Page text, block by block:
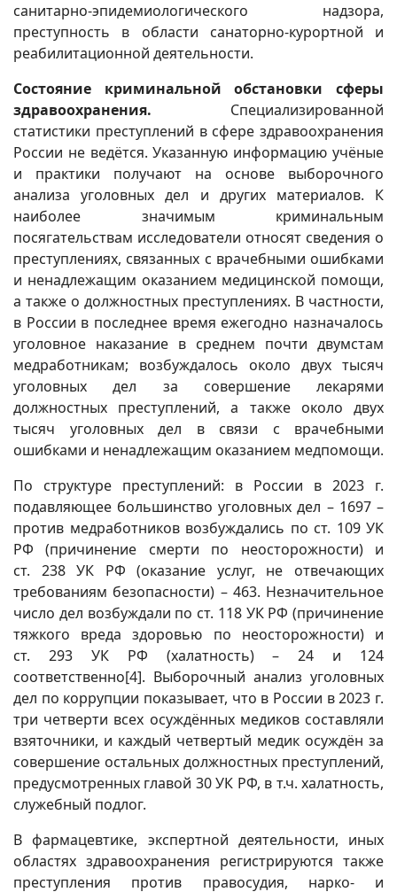
санитарно-эпидемиологического надзора,
преступность в области санаторно-курортной и
реабилитационной деятельности.
Состояние криминальной обстановки сферы
здравоохранения. Специализированной
статистики преступлений в сфере здравоохранения
России не ведётся. Указанную информацию учёные
и практики получают на основе выборочного
анализа уголовных дел и других материалов. К
наиболее значимым криминальным
посягательствам исследователи относят сведения о
преступлениях, связанных с врачебными ошибками
и ненадлежащим оказанием медицинской помощи,
а также о должностных преступлениях. В частности,
в России в последнее время ежегодно назначалось
уголовное наказание в среднем почти двумстам
медработникам; возбуждалось около двух тысяч
уголовных дел за совершение лекарями
должностных преступлений, а также около двух
тысяч уголовных дел в связи с врачебными
ошибками и ненадлежащим оказанием медпомощи.
По структуре преступлений: в России в 2023 г.
подавляющее большинство уголовных дел – 1697 –
против медработников возбуждались по ст. 109 УК
РФ (причинение смерти по неосторожности) и
ст. 238 УК РФ (оказание услуг, не отвечающих
требованиям безопасности) – 463. Незначительное
число дел возбуждали по ст. 118 УК РФ (причинение
тяжкого вреда здоровью по неосторожности) и
ст. 293 УК РФ (халатность) – 24 и 124
соответственно[4]. Выборочный анализ уголовных
дел по коррупции показывает, что в России в 2023 г.
три четверти всех осуждённых медиков составляли
взяточники, и каждый четвертый медик осуждён за
совершение остальных должностных преступлений,
предусмотренных главой 30 УК РФ, в т.ч. халатность,
служебный подлог.
В фармацевтике, экспертной деятельности, иных
областях здравоохранения регистрируются также
преступления против правосудия, нарко- и